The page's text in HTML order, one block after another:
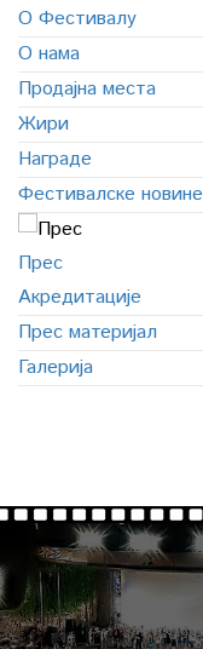
О Фестивалу
О нама
Продајна места
Жири
Награде
Фестивалске новине
Прес
Акредитације
Прес материјал
Галерија